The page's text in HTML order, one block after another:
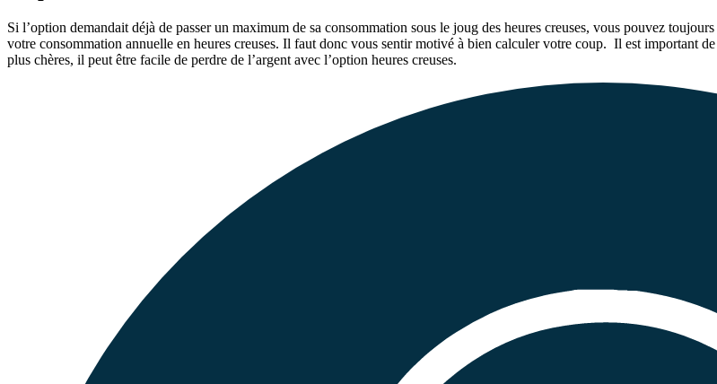
Si l’option demandait déjà de passer un maximum de sa consommation sous le joug des heures creuses, vous pouvez
votre consommation annuelle en heures creuses. Il faut donc vous sentir motivé à bien calculer votre coup. Il est important
plus chères, il peut être facile de perdre de l’argent avec l’option heures creuses.